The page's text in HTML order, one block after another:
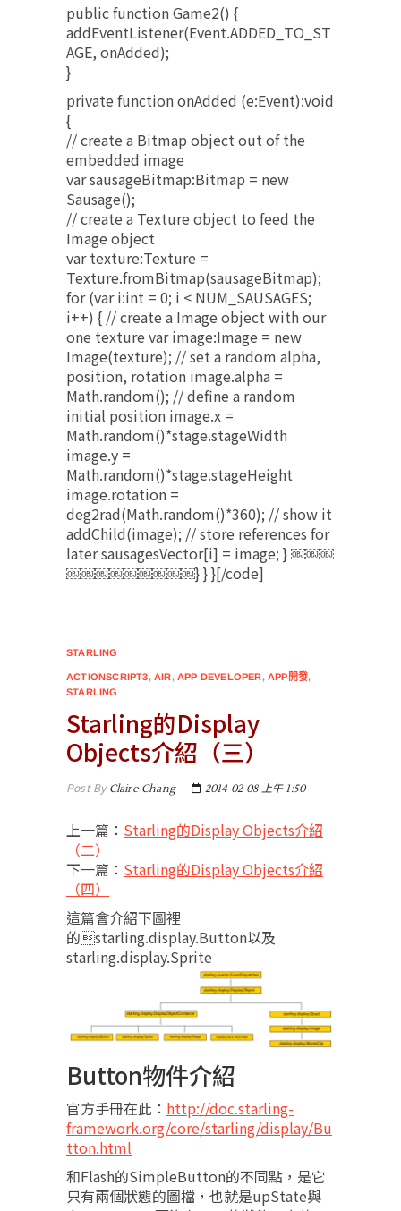
public function Game2() {
addEventListener(Event.ADDED_TO_ST
AGE, onAdded);
}
private function onAdded (e:Event):void
{
// create a Bitmap object out of the
embedded image
var sausageBitmap:Bitmap = new
Sausage();
// create a Texture object to feed the
Image object
var texture:Texture =
Texture.fromBitmap(sausageBitmap);
for (var i:int = 0; i < NUM_SAUSAGES;
i++) { // create a Image object with our
one texture var image:Image = new
Image(texture); // set a random alpha,
position, rotation image.alpha =
Math.random(); // define a random
initial position image.x =
Math.random()*stage.stageWidth
image.y =
Math.random()*stage.stageHeight
image.rotation =
deg2rad(Math.random()*360); // show it
addChild(image); // store references for
later sausagesVector[i] = image; } ￼￼￼
￼￼￼￼￼￼￼￼￼} } }[/code]
STARLING
ACTIONSCRIPT3,AIR,APP DEVELOPER,APP開發,
STARLING
Starling的Display
Objects介紹（三）
Post ByClaire Chang 2014-02-08 上午 1:50
上一篇： Starling的Display Objects介紹
（二）
下一篇： Starling的Display Objects介紹
（四）
這篇會介紹下圖裡
的starling.display.Button以及
starling.display.Sprite
Button物件介紹
官方手冊在此： http://doc.starling-
framework.org/core/starling/display/Bu
tton.html
和Flash的SimpleButton的不同點，是它
只有兩個狀態的圖檔，也就是upState與